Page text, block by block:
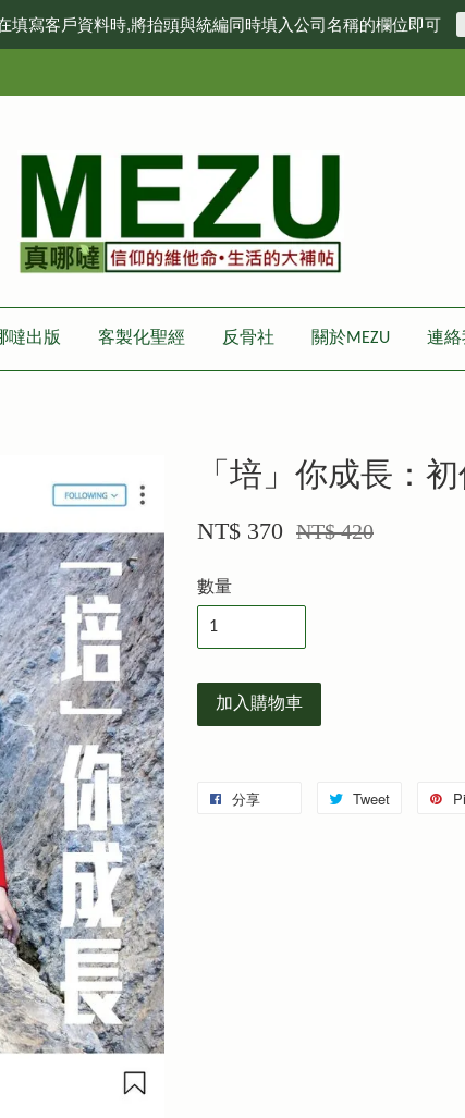
填寫客戶資料時,將抬頭與統編同時填入公司名稱的欄位即可
噠出版 客製化聖經 反骨社 關於MEZU 連絡
「培」你成長：
NT$ 370 NT$ 420
數量
加入購物車
分享 Tweet